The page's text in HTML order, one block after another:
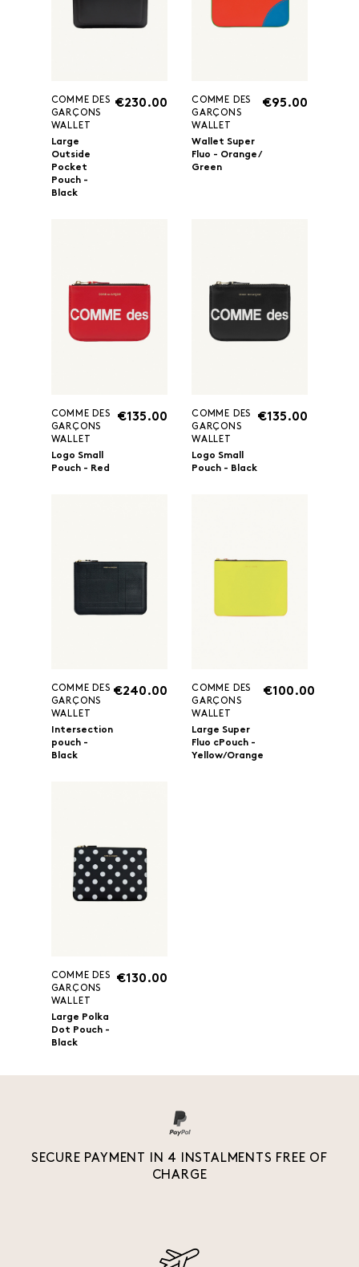
COMME DES
GARÇONS
WALLET
Large
Outside
Pocket
Pouch -
Black
€230.00
COMME DES
GARÇONS
WALLET
Wallet Super
Fluo - Orange/
Green
€95.00
COMME DES
GARÇONS
WALLET
Logo Small
Pouch - Red
€135.00
COMME DES
GARÇONS
WALLET
Logo Small
Pouch - Black
€135.00
COMME DES
GARÇONS
WALLET
Intersection
pouch -
Black
€240.00
COMME DES
GARÇONS
WALLET
Large Super
Fluo cPouch -
Yellow/Orange
€100.00
COMME DES
GARÇONS
WALLET
Large Polka
Dot Pouch -
Black
€130.00
SECURE PAYMENT IN 4 INSTALMENTS FREE OF
CHARGE